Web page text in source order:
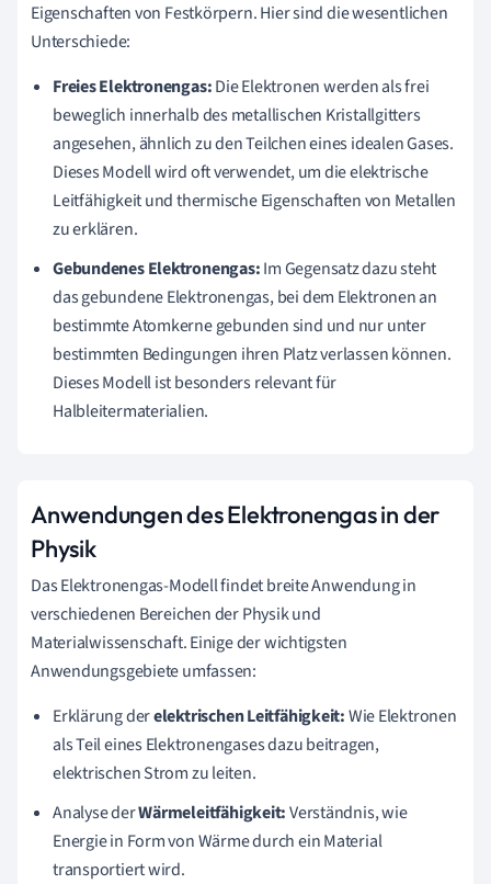
Eigenschaften von Festkörpern. Hier sind die wesentlichen
Unterschiede:
Freies Elektronengas:Die Elektronen werden als frei
beweglich innerhalb des metallischen Kristallgitters
angesehen, ähnlich zu den Teilchen eines idealen Gases.
Dieses Modell wird oft verwendet, um die elektrische
Leitfähigkeit und thermische Eigenschaften von Metallen
zu erklären.
Gebundenes Elektronengas:Im Gegensatz dazu steht
das gebundene Elektronengas, bei dem Elektronen an
bestimmte Atomkerne gebunden sind und nur unter
bestimmten Bedingungen ihren Platz verlassen können.
Dieses Modell ist besonders relevant für
Halbleitermaterialien.
Anwendungen des Elektronengas in der
Physik
Das Elektronengas-Modell findet breite Anwendung in
verschiedenen Bereichen der Physik und
Materialwissenschaft. Einige der wichtigsten
Anwendungsgebiete umfassen:
Erklärung derelektrischen Leitfähigkeit:Wie Elektronen
als Teil eines Elektronengases dazu beitragen,
elektrischen Strom zu leiten.
Analyse derWärmeleitfähigkeit:Verständnis, wie
Energie in Form von Wärme durch ein Material
transportiert wird.